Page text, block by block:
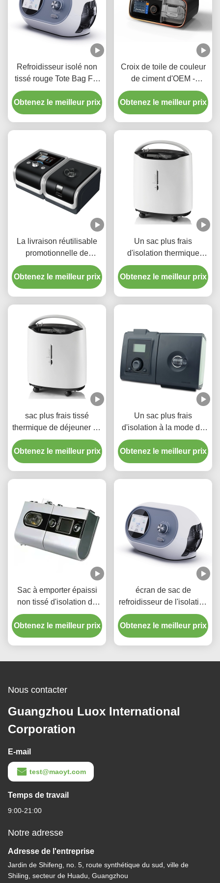
Refroidisseur isolé non
tissé rouge Tote Bag For
Storage de Rosh Eco
Obtenez le meilleur prix
Croix de toile de couleur
de ciment d'OEM -
impression de transfert de
chaleur de sac de
déjeuner de corps
Obtenez le meilleur prix
La livraison réutilisable
promotionnelle de
nourriture de pizza de sac
d'isolation thermique
portative
Obtenez le meilleur prix
Un sac plus frais
d'isolation thermique
réutilisable de sandwich
pour le fruit d'hamburger
Obtenez le meilleur prix
sac plus frais tissé
thermique de déjeuner du
film 40L pour capacité
froide de conservation de
la chaleur la grande
Obtenez le meilleur prix
Un sac plus frais
d'isolation à la mode de
papier d'aluminium pour
l'épicerie
Obtenez le meilleur prix
Sac à emporter épaissi
non tissé d'isolation de
gâteau portatif de sac de
refroidisseur de papier
d'aluminium
Obtenez le meilleur prix
écran de sac de
refroidisseur de l'isolation
70L imprimant le sac
thermique imperméable
Obtenez le meilleur prix
Nous contacter
Guangzhou Luox International
Corporation
E-mail
test@maoyt.com
Temps de travail
9:00-21:00
Notre adresse
Adresse de l'entreprise
Jardin de Shifeng, no. 5, route synthétique du sud, ville de
Shiling, secteur de Huadu, Guangzhou